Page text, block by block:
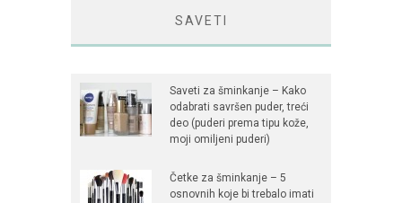
SAVETI
Saveti za šminkanje – Kako
odabrati savršen puder, treći
deo (puderi prema tipu kože,
moji omiljeni puderi)
Četke za šminkanje – 5
osnovnih koje bi trebalo imati